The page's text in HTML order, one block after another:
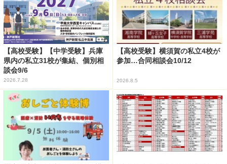
【高校受験】【中学受験】兵庫
県内の私立31校が集結、個別相
談会9/6
2026.7.28
【高校受験】横須賀の私立4校が
参加…合同相談会10/12
2026.8.5